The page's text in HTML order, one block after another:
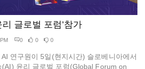
글로벌 포럼’참가
0 0 0
연구원이 5일(현지시간) 슬로베니아에서
(AI) 윤리 글로벌 포럼(Global Forum on